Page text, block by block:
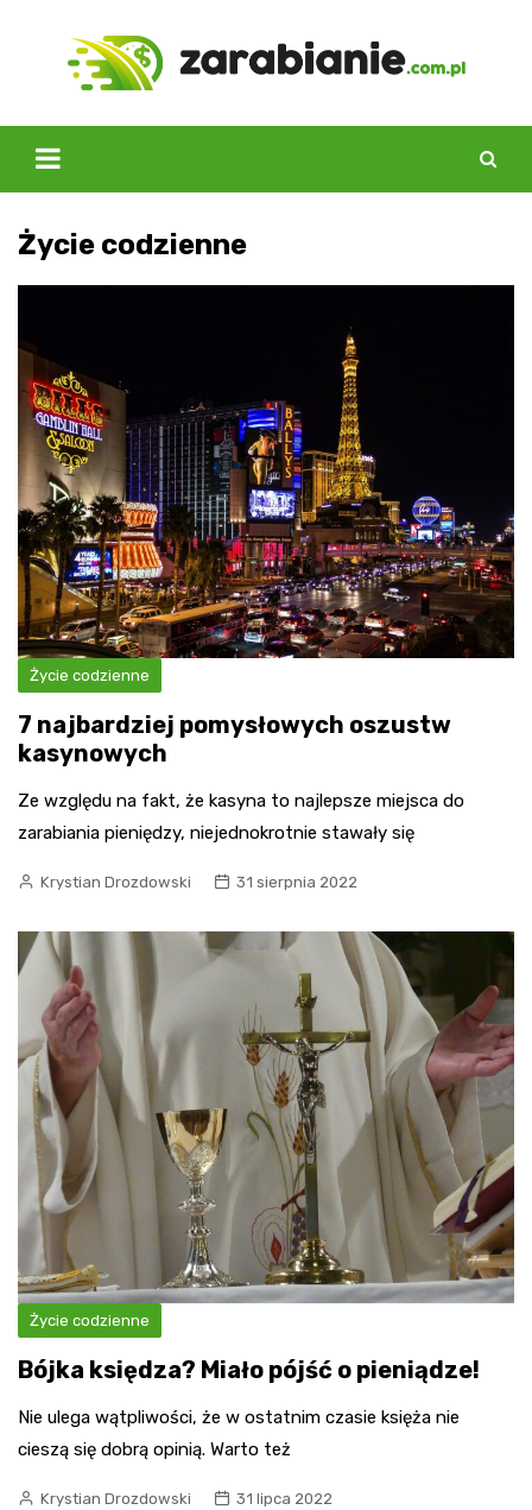
Życie codzienne
Życie codzienne
7 najbardziej pomysłowych oszustw
kasynowych
Ze względu na fakt, że kasyna to najlepsze miejsca do
zarabiania pieniędzy, niejednokrotnie stawały się
Krystian Drozdowski 31 sierpnia 2022
Życie codzienne
Bójka księdza? Miało pójść o pieniądze!
Nie ulega wątpliwości, że w ostatnim czasie księża nie
cieszą się dobrą opinią. Warto też
Krystian Drozdowski 31 lipca 2022